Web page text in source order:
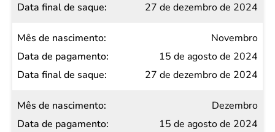
27 de dezembro de 2024
Novembro
15 de agosto de 2024
27 de dezembro de 2024
Dezembro
15 de agosto de 2024